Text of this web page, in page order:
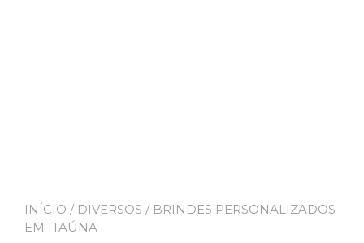
INÍCIO / DIVERSOS / BRINDES PERSONALIZADOS
EM ITAÚNA